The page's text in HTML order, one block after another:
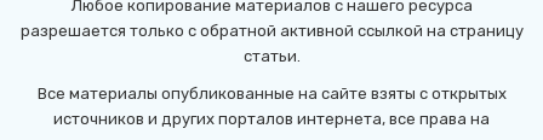
Любое копирование материалов с нашего ресурса
разрешается только с обратной активной ссылкой на страницу
статьи.
Все материалы опубликованные на сайте взяты с открытых
источников и других порталов интернета, все права на